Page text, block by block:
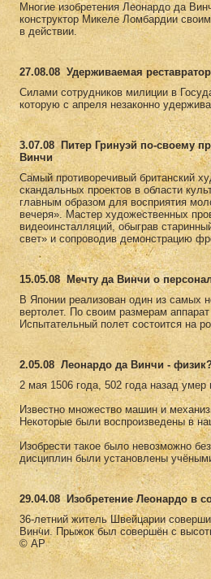
Многие изобретения Леонардо да
конструктор Микеле Ломбардии
в действии.
27.08.08 Удерживаемая
Силами сотрудников милиции в
которую с апреля незаконно
3.07.08
Питер Гринуэй по-своему
Винчи
Самый противоречивый британский
скандальных проектов в области
главным образом для восприятия
вечеря». Мастер художественных
видеоинсталляций, обыграв
свет» и сопроводив демонстрацию
15.05.08 Мечту да Винчи о
В Японии реализован один из самых
вертолет. По своим размерам
Испытательный полет состоится на
2.05.08 Леонардо да Винчи -
2 мая 1506 года, 502 года назад
Известно множество машин и
Некоторые были воспроизведены в
Изобрести такое было невозможно
дисциплин были установлены
29.04.08
Изобретение Леонардо в
36-летний житель Швейцарии
Винчи. Прыжок был совершён с
© AP